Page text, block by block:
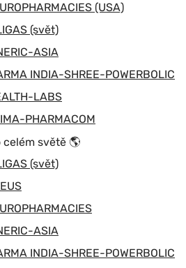
(USA)
(svět)
ASIA
INDIA-SHREE-POWERBOLIC
LABS
PHARMACOM
celém světě 🌎
(svět)
ASIA
INDIA-SHREE-POWERBOLIC